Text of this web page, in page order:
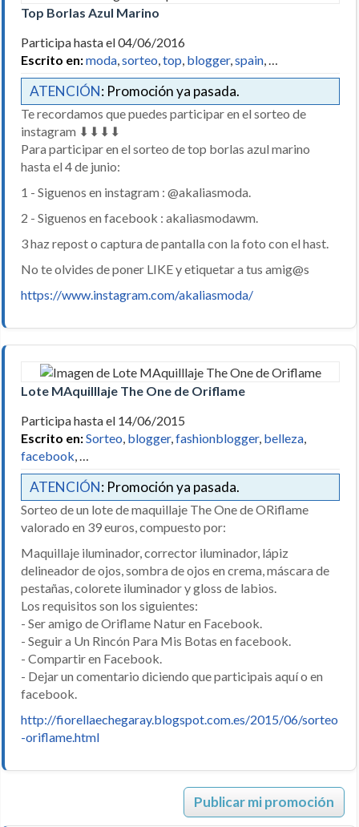
Top Borlas Azul Marino
Participa hasta el 04/06/2016
Escrito en:moda,sorteo,top, blogger,spain, …
ATENCIÓN: Promoción ya pasada.
Te recordamos que puedes participar en el sorteo de
instagram ⬇⬇⬇⬇
Para participar en el sorteo de top borlas azul marino
hasta el 4 de junio:
1 - Siguenos en instagram : @akaliasmoda.
2 - Siguenos en facebook : akaliasmodawm.
3 haz repost o captura de pantalla con la foto con el hast.
No te olvides de poner LIKE y etiquetar a tus amig@s
https://www.instagram.com/akaliasmoda/
Lote MAquilllaje The One de Oriflame
Participa hasta el 14/06/2015
Escrito en:Sorteo, blogger,fashionblogger, belleza,
facebook, …
ATENCIÓN: Promoción ya pasada.
Sorteo de un lote de maquillaje The One de ORiflame
valorado en 39 euros, compuesto por:
Maquillaje iluminador, corrector iluminador, lápiz
delineador de ojos, sombra de ojos en crema, máscara de
pestañas, colorete iluminador y gloss de labios.
Los requisitos son los siguientes:
- Ser amigo de Oriflame Natur en Facebook.
- Seguir a Un Rincón Para Mis Botas en facebook.
- Compartir en Facebook.
- Dejar un comentario diciendo que participais aquí o en
facebook.
http://fiorellaechegaray.blogspot.com.es/2015/06/sorteo
-oriflame.html
Publicar mi promoción